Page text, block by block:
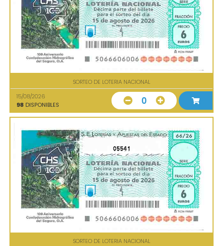
SORTEO DE LOTERIA NACIONAL
15/08/2026
98 DISPONIBLES 0
05541
SORTEO DE LOTERIA NACIONAL